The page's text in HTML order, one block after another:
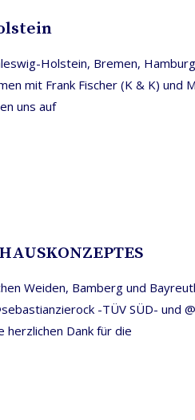
Holstein, Bremen,
mit Frank Fischer (K & K)
uns auf
Weiden, Bamberg und
-TÜV SÜD-
Dank für die